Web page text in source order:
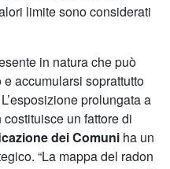
limite sono considerati
in natura che può
accumularsi soprattutto
prolungata a
un fattore di
dei Comuni ha un
“La mappa del radon